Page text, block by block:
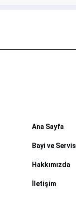
Ana Sayfa
Bayi ve
Hakkımızda
İletişim